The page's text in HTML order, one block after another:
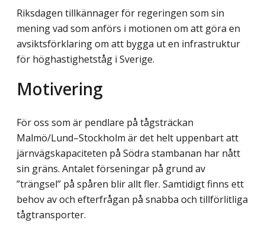
Riksdagen tillkännager för regeringen som sin
mening vad som anförs i motionen om att göra en
avsiktsförklaring om att bygga ut en infrastruktur
för höghastighetståg i Sverige.
Motivering
För oss som är pendlare på tågsträckan
Malmö/Lund–Stockholm är det helt uppenbart att
järnvägskapaciteten på Södra stambanan har nått
sin gräns. Antalet förseningar på grund av
”trängsel” på spåren blir allt fler. Samtidigt finns ett
behov av och efterfrågan på snabba och tillförlitliga
tågtransporter.